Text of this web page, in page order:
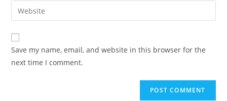
comment
address
comment
Enter
your
website
URL
(optional)
Save my name, email, and website in this browser for the
next time I comment.